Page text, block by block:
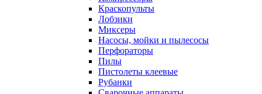
Краскопульты
Лобзики
Миксеры
Насосы, мойки и пылесосы
Перфораторы
Пилы
Пистолеты клеевые
Рубанки